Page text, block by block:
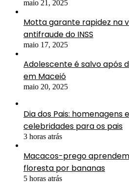
maio 21, 2025
Motta garante rapidez na
antifraude do INSS
maio 17, 2025
Adolescente é salvo após
em Maceió
maio 20, 2025
Dia dos Pais: homenagens
celebridades para os pais
3 horas atrás
Macacos-prego
floresta por bananas
5 horas atrás